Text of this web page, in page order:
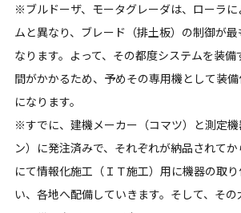
※ブルドーザ、モータグレーダは、ローラ
ムと異なり、ブレード（排土板）の制御が
なります。よって、その都度システムを装
間がかかるため、予めその専用機として装
になります。
※すでに、建機メーカー（コマツ）と測定
ン）に発注済みで、それぞれが納品されて
にて情報化施工（ＩＴ施工）用に機器の取
い、各地へ配備していきます。そして、そ